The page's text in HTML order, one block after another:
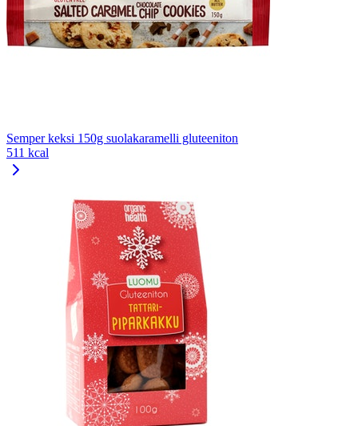
Semper keksi 150g suolakaramelli gluteeniton
511 kcal